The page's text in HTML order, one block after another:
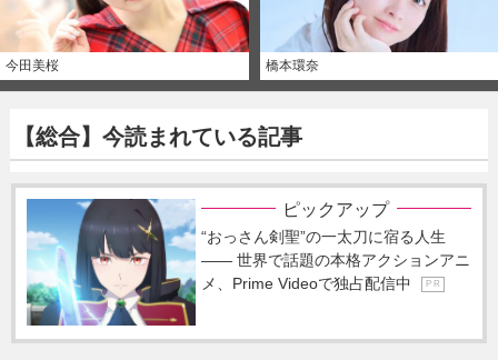
今田美桜 橋本環奈
【総合】今読まれている記事
ピックアップ
“おっさん剣聖”の一太刀に宿る人生
―― 世界で話題の本格アクションアニ
メ、Prime Videoで独占配信中
P R